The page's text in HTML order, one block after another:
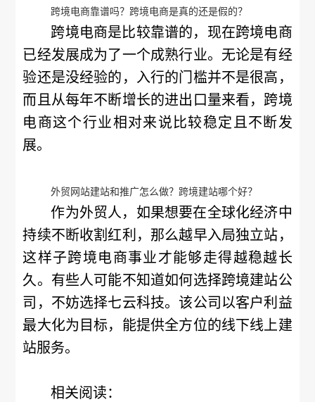
跨境电商靠谱吗？跨境电商是真的还是假的？
跨境电商是比较靠谱的，现在跨境电商
已经发展成为了一个成熟行业。无论是有经
验还是没经验的，入行的门槛并不是很高，
而且从每年不断增长的进出口量来看，跨境
电商这个行业相对来说比较稳定且不断发
展。
外贸网站建站和推广怎么做？跨境建站哪个好？
作为外贸人，如果想要在全球化经济中
持续不断收割红利，那么越早入局独立站，
这样子跨境电商事业才能够走得越稳越长
久。有些人可能不知道如何选择跨境建站公
司，不妨选择七云科技。该公司以客户利益
最大化为目标，能提供全方位的线下线上建
站服务。
相关阅读：